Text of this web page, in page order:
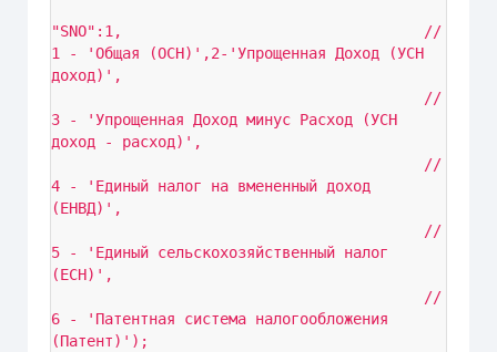
"SNO":1,                                  //
1 - 'Общая (ОСН)',2-'Упрощенная Доход (УСН
доход)',
3 - 'Упрощенная Доход минус Расход (УСН
доход - расход)',
4 - 'Единый налог на вмененный доход
(ЕНВД)',
5 - 'Единый сельскохозяйственный налог
(ЕСН)',
6 - 'Патентная система налогообложения
(Патент)');